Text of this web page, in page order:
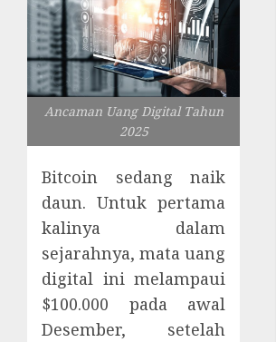
Ancaman Uang Digital Tahun
2025
Bitcoin sedang naik
daun. Untuk pertama
kalinya dalam
sejarahnya, mata uang
digital ini melampaui
$100.000 pada awal
Desember, setelah